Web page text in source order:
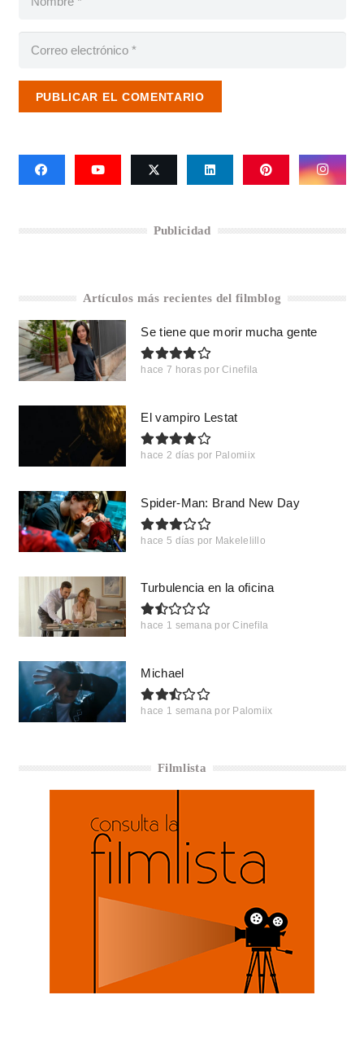
PUBLICAR EL COMENTARIO
Publicidad
Artículos más recientes del filmblog
Se tiene que morir mucha gente
hace 7 horas por Cinefila
El vampiro Lestat
hace 2 días por Palomiix
Spider-Man: Brand New Day
hace 5 días por Makelelillo
Turbulencia en la oficina
hace 1 semana por Cinefila
Michael
hace 1 semana por Palomiix
Filmlista